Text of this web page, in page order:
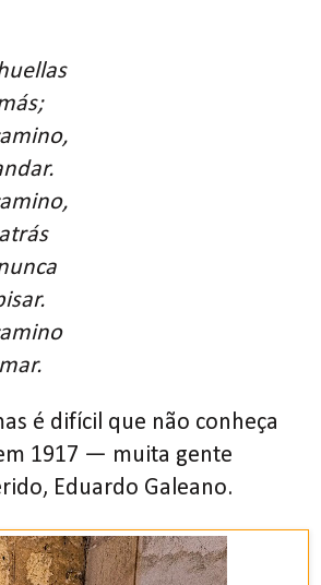
é difícil que não conheça
1917 — muita gente
Eduardo Galeano.